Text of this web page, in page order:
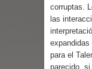
corruptas.
las
para el
parecido,